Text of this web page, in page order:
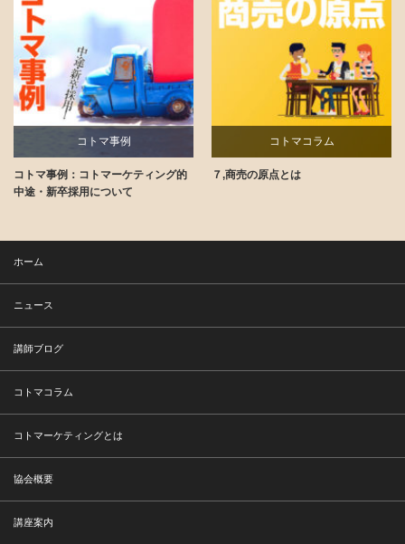
ブログ
マーケティング的
ついて
７,商売の原点とは
ホーム
ニュース
講師ブログ
コトマコラム
コトマーケティングとは
協会概要
講座案内